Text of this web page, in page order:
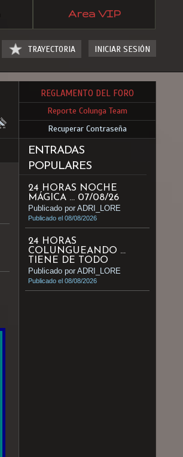
Area VIP
INICIAR SESIÓN
TRAYECTORIA
REGLAMENTO DEL FORO
Reporte Colunga Team
Recuperar Contraseña
ENTRADAS
POPULARES
24 HORAS NOCHE
MÁGICA ... 07/08/26
Publicado por ADRI_LORE
Publicado el 08/08/2026
24 HORAS
COLUNGUEANDO ...
TIENE DE TODO
Publicado por ADRI_LORE
Publicado el 08/08/2026